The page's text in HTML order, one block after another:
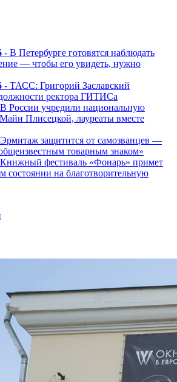
- В Петербурге готовятся наблюдать
— чтобы его увидеть, нужно
- ТАСС: Григорий Заславский
ректора ГИТИСа
России учредили национальную
Плисецкой, лауреаты вместе
защитится от самозванцев —
товарным знаком»
фестиваль «Фонарь» примет
состоянии на благотворительную